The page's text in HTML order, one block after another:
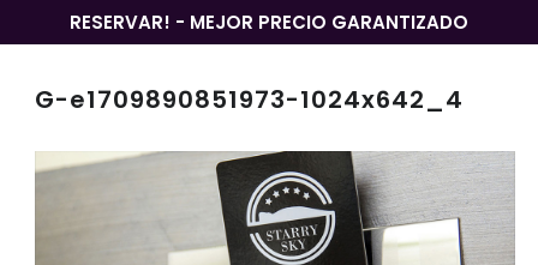
RESERVAR! - MEJOR PRECIO GARANTIZADO
G-e1709890851973-1024x642_4